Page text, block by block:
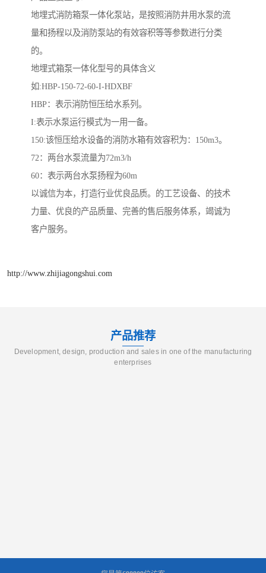
地埋式消防箱泵一体化泵站，是按照消防井用水泵的流
量和扬程以及消防泵站的有效容积等等参数进行分类
的。
地埋式箱泵一体化型号的具体含义
如:HBP-150-72-60-I-HDXBF
HBP：表示消防恒压给水系列。
I:表示水泵运行模式为一用一备。
150:该恒压给水设备的消防水箱有效容积为：150m3。
72：两台水泵流量为72m3/h
60：表示两台水泵扬程为60m
以诚信为本，打造行业优良品质。的工艺设备、的技术
力量、优良的产品质量、完善的售后服务体系，竭诚为
客户服务。
http://www.zhijiagongshui.com
产品推荐
Development, design, production and sales in one of the manufacturing
enterprises